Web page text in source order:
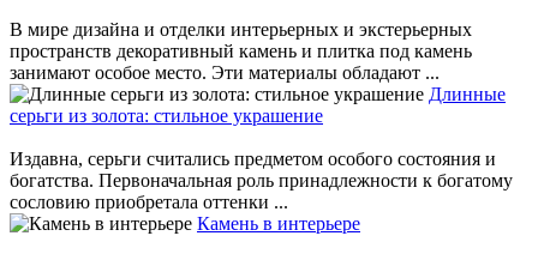
В мире дизайна и отделки интерьерных и экстерьерных
пространств декоративный камень и плитка под камень
занимают особое место. Эти материалы обладают ...
Длинные
серьги из золота: стильное украшение
Издавна, серьги считались предметом особого состояния и
богатства. Первоначальная роль принадлежности к богатому
сословию приобретала оттенки ...
Камень в интерьере